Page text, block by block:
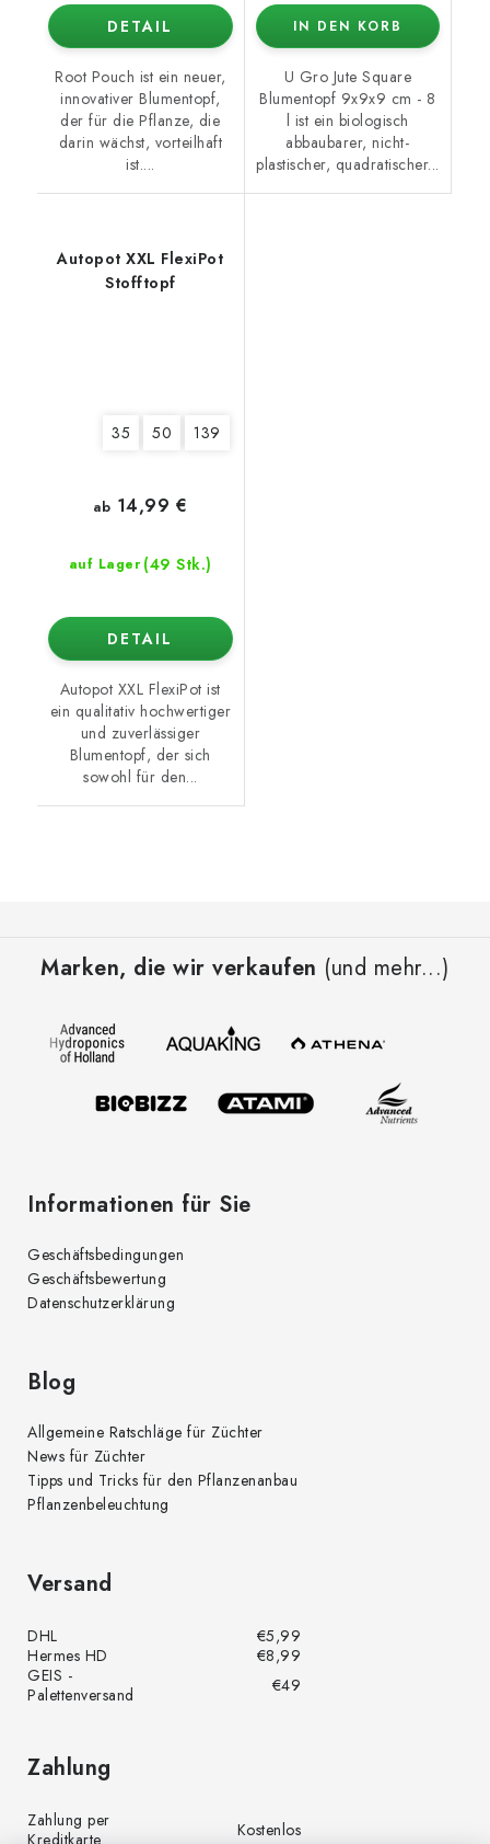
DETAIL
Root Pouch ist ein neuer,
innovativer Blumentopf,
der für die Pflanze, die
darin wächst, vorteilhaft
ist....
IN DEN KORB
U Gro Jute Square
Blumentopf 9x9x9 cm - 8
l ist ein biologisch
abbaubarer, nicht-
plastischer, quadratischer...
Autopot XXL FlexiPot
Stofftopf
35 50 139
auf Lager (49 Stk.)
ab 14,99 €
DETAIL
Autopot XXL FlexiPot ist
ein qualitativ hochwertiger
und zuverlässiger
Blumentopf, der sich
sowohl für den...
Marken, die wir verkaufen (und mehr...)
Informationen für Sie
Geschäftsbedingungen
Geschäftsbewertung
Datenschutzerklärung
Blog
Allgemeine Ratschläge für Züchter
News für Züchter
Tipps und Tricks für den Pflanzenanbau
Pflanzenbeleuchtung
Versand
DHL
€5,99
Hermes HD
€8,99
GEIS -
Palettenversand
€49
Zahlung
Zahlung per
Kostenlos